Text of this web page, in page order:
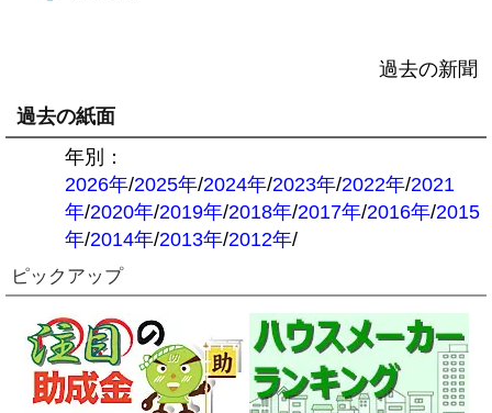
過去の新聞
過去の紙面
年別：
2026年/2025年/2024年/2023年/2022年/2021
年/2020年/2019年/2018年/2017年/2016年/2015
年/2014年/2013年/2012年/
ピックアップ